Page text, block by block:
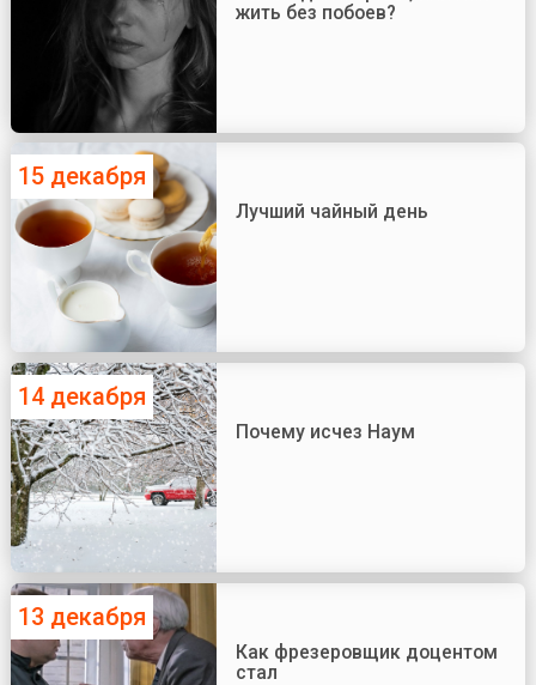
жить без побоев?
15 декабря
Лучший чайный день
14 декабря
Почему исчез Наум
13 декабря
Как фрезеровщик доцентом
стал